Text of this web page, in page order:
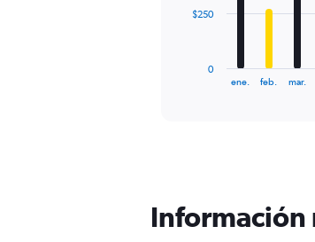
The
chart
has
ene. feb. mar.
0
$250
Información